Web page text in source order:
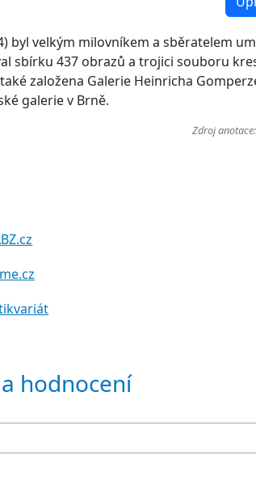
byl velkým milovníkem a sběratelem
sbírku 437 obrazů a trojici souboru
založena Galerie Heinricha
galerie v Brně.
Zdroj anotace:
hodnocení